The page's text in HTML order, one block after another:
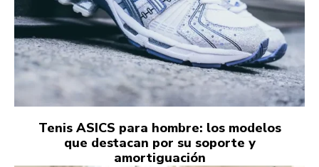
Tenis ASICS para hombre: los modelos
que destacan por su soporte y
amortiguación